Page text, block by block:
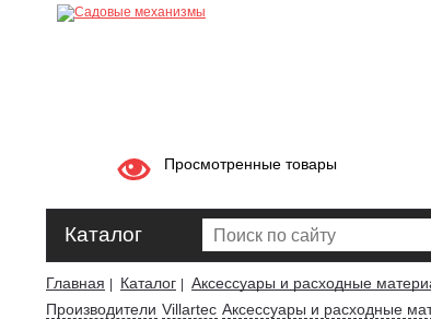
Просмотренные товары
Каталог
Главная Каталог Аксессуары и расходные
Производители Villartec Аксессуары и расходные